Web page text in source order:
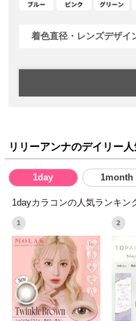
着色直径・レンズデザイ
リリーアンナのデイリー
1day 1month
1dayカラコンの人気ランキン
1 2